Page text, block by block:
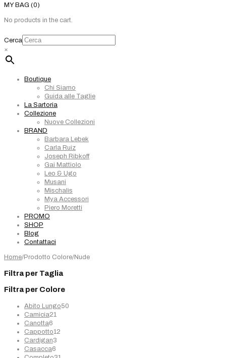
MY BAG (0)
No products in the cart.
Cerca
×
Boutique
Chi Siamo
Guida alle Taglie
La Sartoria
Collezione
Nuove Collezioni
BRAND
Barbara Lebek
Carla Ruiz
Joseph Ribkoff
Gai Mattiolo
Leo & Ugo
Musani
Mischalis
Mya Accessori
Piero Moretti
PROMO
SHOP
Blog
Contattaci
Home/Prodotto Colore/Nude
Filtra per Taglia
Filtra per Colore
Abito Lungo50
Camicia21
Canotta6
prodotti
Cappotto12
Cardigan3
Casacca6